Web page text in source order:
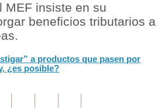
MEF insiste en su
beneficios tributarios a
a productos que pasen por
¿es posible?